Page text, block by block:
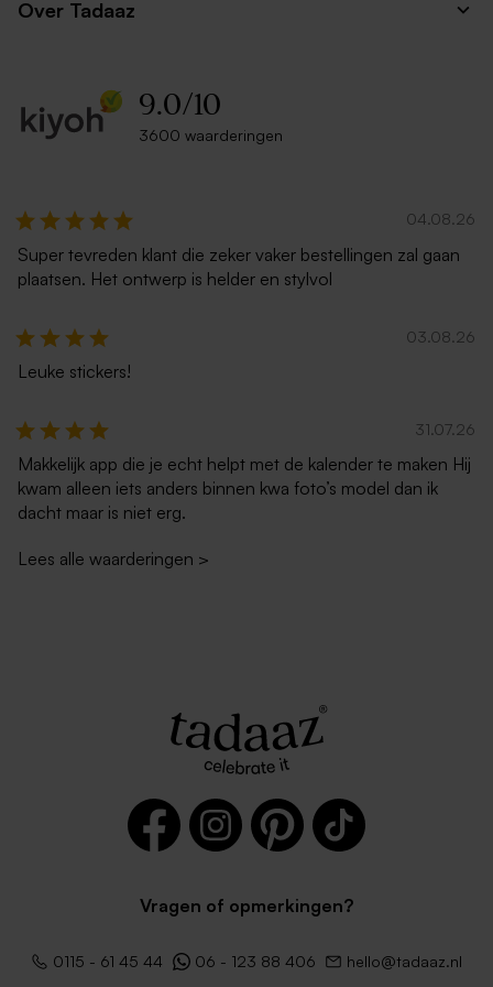
Zachtroze envelop met
puntklep
Donkerblauwe envelop met
puntklep
Witte zelfklevende
Bruine kraft enveloppe
Over Tadaaz
9.0/10
3600 waarderingen
04.08.26
Super tevreden klant die zeker vaker bestellingen zal gaan
plaatsen. Het ontwerp is helder en stylvol
03.08.26
Leuke stickers!
31.07.26
Makkelijk app die je echt helpt met de kalender te maken Hij
kwam alleen iets anders binnen kwa foto’s model dan ik
dacht maar is niet erg.
Lees alle waarderingen >
Vragen of opmerkingen?
0115 - 61 45 44 06 - 123 88 406 hello@tadaaz.nl